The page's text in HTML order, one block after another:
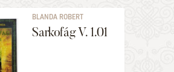
BLANDA ROBERT
Sarkofág V. 1.01